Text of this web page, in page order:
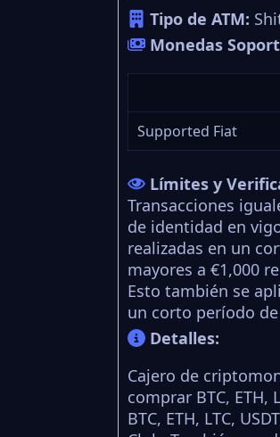
Tipo de ATM:
Monedas
Supported Fiat
Límites y
Transacciones
de identidad en
realizadas en un
mayores a €1,000
Esto también se
un corto período
Detalles:
Cajero de
comprar BTC, ETH,
BTC, ETH, LTC,